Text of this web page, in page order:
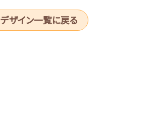
デザイン一覧に戻る